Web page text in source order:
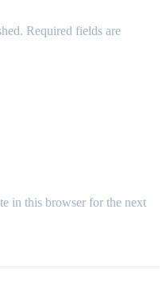
Required fields are
in this browser for the next